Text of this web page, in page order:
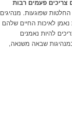
פעמים רבות
שפוגעות. מנהיגים
לאיכות החיים שלהם
להיות נאמנים
במנהיגות שבאה משנאה,